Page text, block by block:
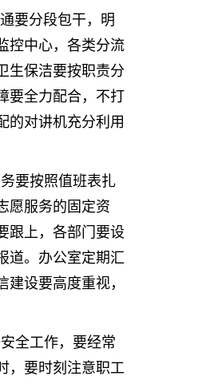
要分段包干，明
控中心，各类分流
生保洁要按职责分
要全力配合，不打
的对讲机充分利用
要按照值班表扎
愿服务的固定资
跟上，各部门要设
道。办公室定期汇
设要高度重视，
全工作，要经常
，要时刻注意职工